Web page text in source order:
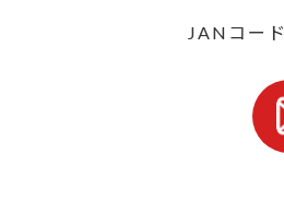
JANコード